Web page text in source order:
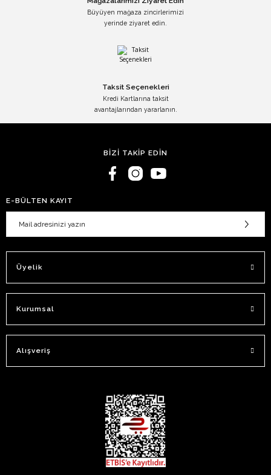
Büyüyen mağaza zincirlerimizi
yerinde ziyaret edin.
Taksit Seçenekleri
Kredi Kartlarına taksit
avantajlarından yararlanın.
BİZİ TAKİP EDİN
E-BÜLTEN KAYIT
Üyelik
Kurumsal
Alışveriş